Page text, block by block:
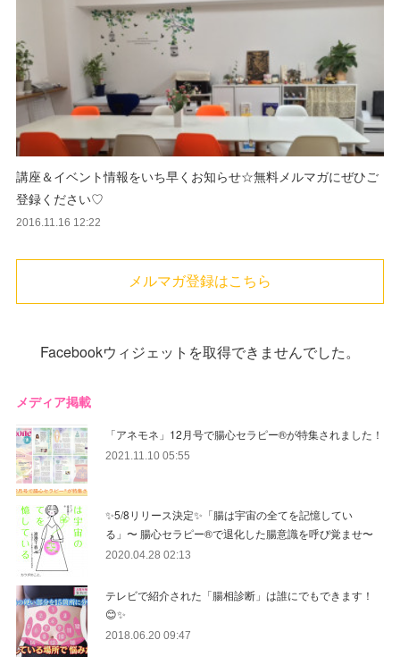
講座＆イベント情報をいち早くお知らせ☆無料メルマガにぜひご
登録ください♡
2016.11.16 12:22
メルマガ登録はこちら
Facebookウィジェットを取得できませんでした。
メディア掲載
「アネモネ」12月号で腸心セラピー®︎が特集されました！
2021.11.10 05:55
✨5/8リリース決定✨「腸は宇宙の全てを記憶してい
る」〜 腸心セラピー®︎で退化した腸意識を呼び覚ませ〜
2020.04.28 02:13
テレビで紹介された「腸相診断」は誰にでもできます！
😊✨
2018.06.20 09:47